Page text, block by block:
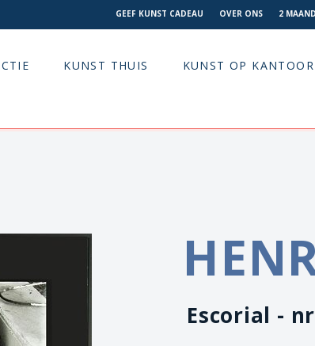
GEEF KUNST CADEAU OVER ONS 2
KUNST THUIS KUNST OP KANTOOR
Escorial -